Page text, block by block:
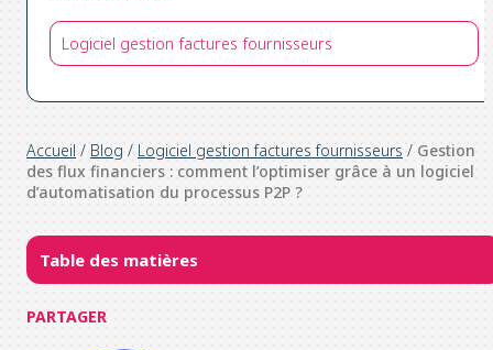
Logiciel gestion factures fournisseurs
Accueil / Blog / Logiciel gestion factures fournisseurs / Gestion
des flux financiers : comment l’optimiser grâce à un logiciel
d’automatisation du processus P2P ?
Table des matières
PARTAGER